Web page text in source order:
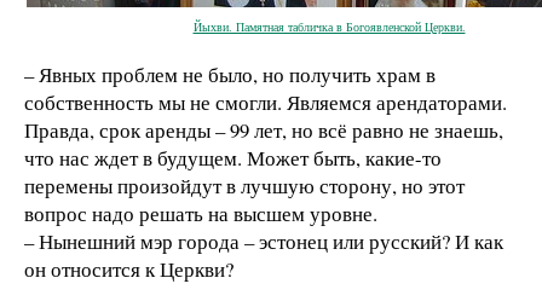
Йыхви. Памятная табличка в Богоявленской Церкви.
– Явных проблем не было, но получить храм в
собственность мы не смогли. Являемся арендаторами.
Правда, срок аренды – 99 лет, но всё равно не знаешь,
что нас ждет в будущем. Может быть, какие-то
перемены произойдут в лучшую сторону, но этот
вопрос надо решать на высшем уровне.
– Нынешний мэр города – эстонец или русский? И как
он относится к Церкви?